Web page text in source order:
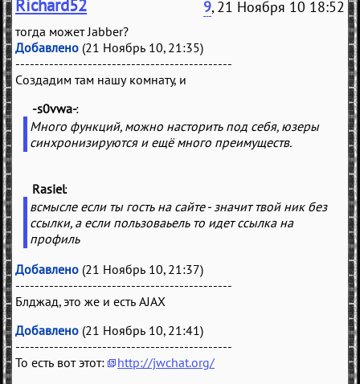
Richard52 9, 21 Ноября 10 18:52
тогда может Jabber?
Добавлено (21 Ноябрь 10, 21:35)
---------------------------------------------
Создадим там нашу комнату, и
-s0vwa-
Много функций, можно насторить под себя, юзеры
синхронизируются и ещё много преимуществ.
Rasiel
всмысле если ты гость на сайте - значит твой ник без
ссылки, а если пользоваьель то идет ссылка на
профиль
Добавлено (21 Ноябрь 10, 21:37)
---------------------------------------------
Блджад, это же и есть AJAX
Добавлено (21 Ноябрь 10, 21:41)
---------------------------------------------
То есть вот этот:
http://jwchat.org/